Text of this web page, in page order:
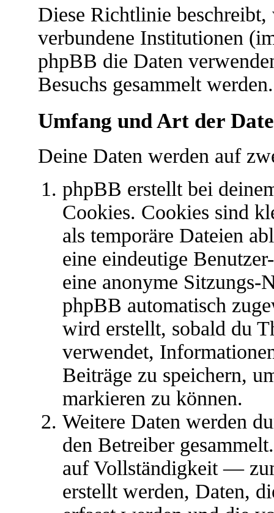
Diese Richtlinie
verbundene Institutionen
phpBB die Daten
Besuchs gesammelt werden.
Umfang und Art der
Deine Daten werden auf
phpBB erstellt bei
Cookies. Cookies sind
als temporäre Dateien
eine eindeutige
eine anonyme
phpBB automatisch
wird erstellt, sobald du
verwendet,
Beiträge zu speichern,
markieren zu können.
Weitere Daten werden
den Betreiber
auf Vollständigkeit —
erstellt werden, Daten,